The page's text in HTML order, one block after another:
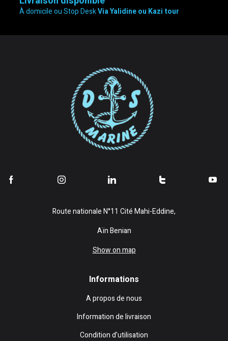
À domicile ou Stop DeskVia Yalidine ou Kazi tour
Route nationale N°11 Cité Mahi-Eddine,
Aïn Benian
Show on map
Informations
A propos de nous
Information de livraison
Condition d’utilisation